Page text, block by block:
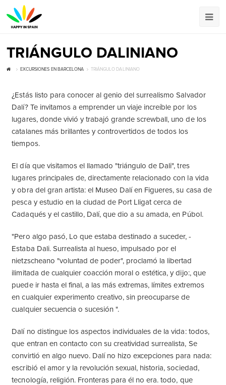
TRIÁNGULO DALINIANO
EXCURSIONES EN BARCELONA TRIÁNGULO DALINIANO
¿Estás listo para conocer al genio del surrealismo Salvador
Dalí? Te invitamos a emprender un viaje increíble por los
lugares, donde vivió y trabajó grande screwball, uno de los
catalanes más brillantes y controvertidos de todos los
tiempos.
El día que visitamos el llamado "triángulo de Dali", tres
lugares principales de, directamente relacionado con la vida
y obra del gran artista: el Museo Dalí en Figueres, su casa de
pesca y estudio en la ciudad de Port Lligat cerca de
Cadaqués y el castillo, Dalí, que dio a su amada, en Púbol.
"Pero algo pasó, Lo que estaba destinado a suceder, -
Estaba Dali. Surrealista al hueso, impulsado por el
nietzscheano "voluntad de poder", proclamó la libertad
ilimitada de cualquier coacción moral o estética, y dijo:, que
puede ir hasta el final, a las más extremas, límites extremos
en cualquier experimento creativo, sin preocuparse de
cualquier secuencia o sucesión ".
Dalí no distingue los aspectos individuales de la vida: todos,
que entran en contacto con su creatividad surrealista, Se
convirtió en algo nuevo. Dalí no hizo excepciones para nada:
escribió el amor y la revolución sexual, historia, sociedad,
tecnología, religión. Fronteras para él no era. todo, que